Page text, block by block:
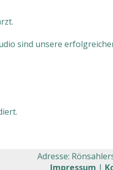
sind unsere
Adresse:
Impressum |